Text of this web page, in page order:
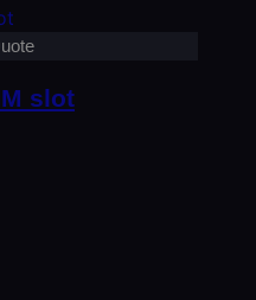
slot